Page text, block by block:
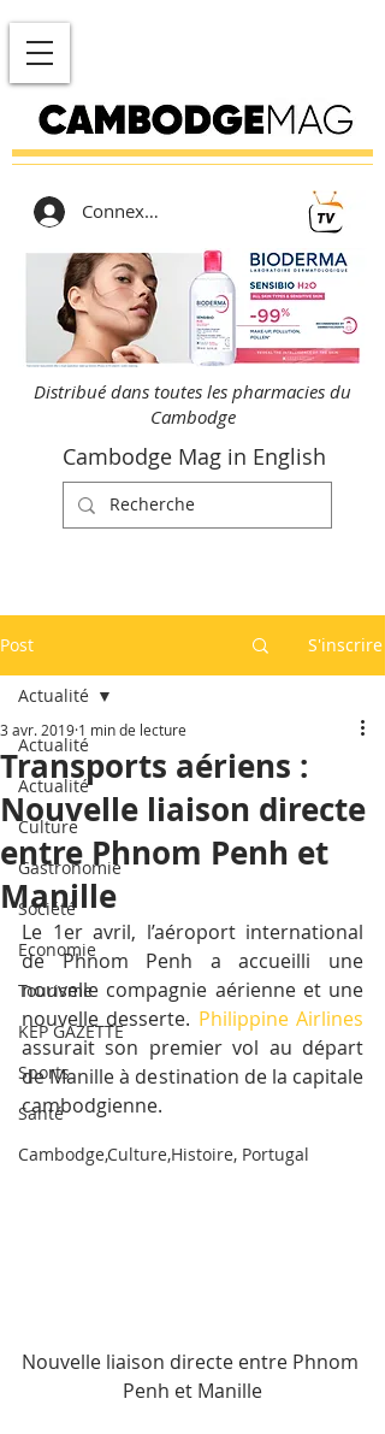
Connexion
Distribué dans toutes les pharmacies du
Cambodge
Cambodge Mag in English
Post S'inscrire
Actualité
Actualité
Culture
Gastronomie
Société
Economie
Tourisme
KEP GAZETTE
Sports
Santé
Cambodge,Culture,Histoire, Portugal
Actualité
Transports aériens :
Nouvelle liaison directe
entre Phnom Penh et
Manille
3 avr. 2019 1 min de lecture
Le 1er avril, l’aéroport international
de Phnom Penh a accueilli une
nouvelle compagnie aérienne et une
nouvelle desserte. Philippine Airlines
assurait son premier vol au départ
de Manille à destination de la capitale
cambodgienne.
Nouvelle liaison directe entre Phnom
Penh et Manille